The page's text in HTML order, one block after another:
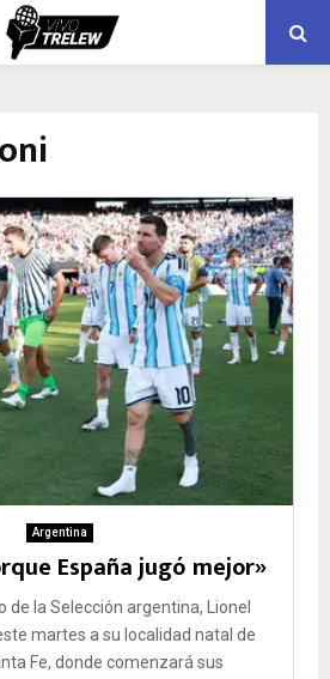
Argentina
España jugó mejor»
de la Selección argentina, Lionel
martes a su localidad natal de
Fe, donde comenzará sus